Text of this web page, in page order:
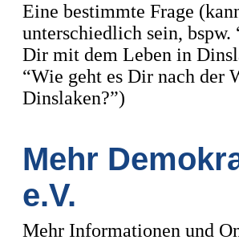
Eine bestimmte Frage
unterschiedlich sein, bspw.
Dir mit dem Leben in
“Wie geht es Dir nach der
Dinslaken?”)
Mehr
e.V.
Mehr Informationen und